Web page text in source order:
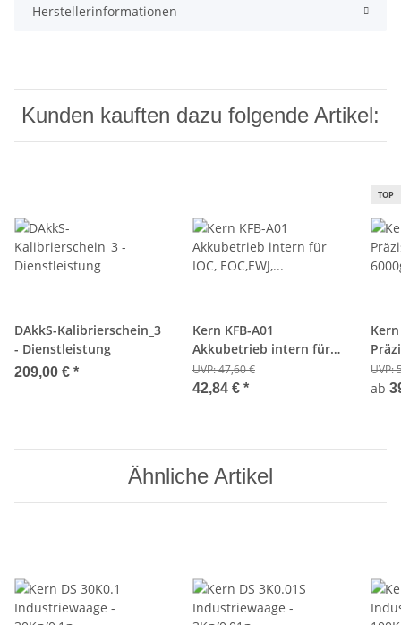
Herstellerinformationen
Kunden kauften dazu folgende Artikel:
DAkkS-Kalibrierschein_3
- Dienstleistung
209,00 € *
Kern KFB-A01
Akkubetrieb intern für
IOC, EOC,EWJ, IFB...
UVP:47,60 €
42,84 € *
TOP
Kern
UVP:
ab
Ähnliche Artikel